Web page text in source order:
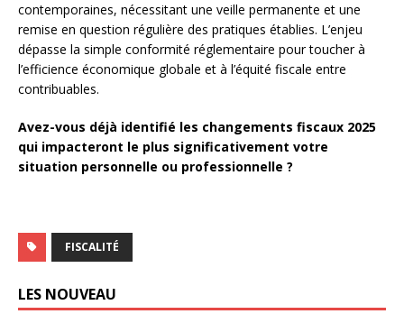
contemporaines, nécessitant une veille permanente et une
remise en question régulière des pratiques établies. L’enjeu
dépasse la simple conformité réglementaire pour toucher à
l’efficience économique globale et à l’équité fiscale entre
contribuables.
Avez-vous déjà identifié les changements fiscaux 2025
qui impacteront le plus significativement votre
situation personnelle ou professionnelle ?
FISCALITÉ
LES NOUVEAU